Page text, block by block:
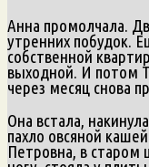
Анна промолчала.
утренних побудок.
собственной
выходной. И потом
через месяц снова
Она встала,
пахло овсяной
Петровна, в старом